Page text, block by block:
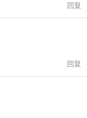
回复
回复